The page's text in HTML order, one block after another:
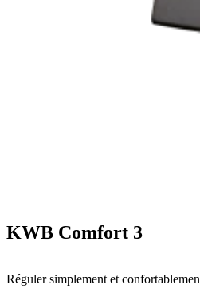
KWB Comfort 3
Réguler simplement et